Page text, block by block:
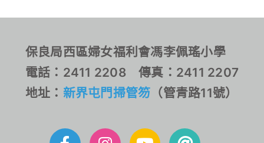
保良局西區婦女福利會馮李佩瑤小學
電話：2411 2208 傳真：2411 2207
地址： 新界屯門掃管笏 （管青路11號）